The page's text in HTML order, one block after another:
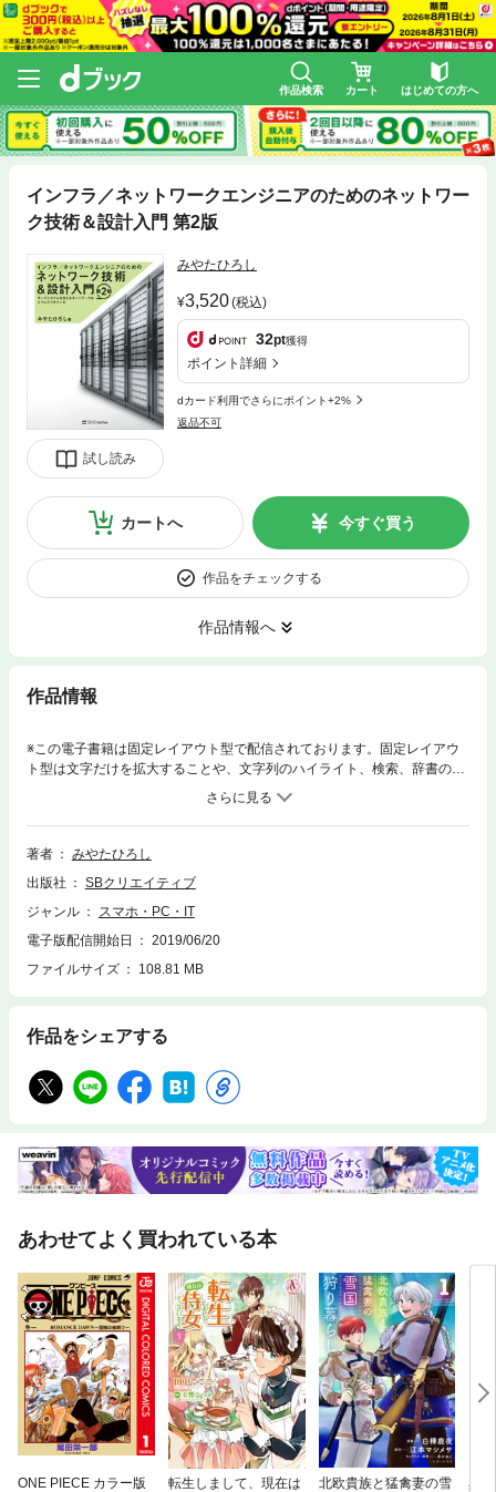
作品検索 カート はじめての方へ
インフラ／ネットワークエンジニアのためのネットワー
ク技術＆設計入門 第2版
試し読み
みやたひろし
3,520(税込)
32pt獲得
ポイント詳細
dカード利用でさらにポイント+2%
返品不可
カートへ 今すぐ買う
作品をチェックする
作品情報へ
作品情報
※この電子書籍は固定レイアウト型で配信されております。固定レイアウ
ト型は文字だけを拡大することや、文字列のハイライト、検索、辞書の参
照、引用などの機能が使用できません。2万4000部突破のベストセラーが
5年ぶりの改訂！VLAN設計、アドレス設計、冗長化、仮想化などなど、オ
ンプレミスなサーバサイトのネットワーク構築に必要な基礎技術と設計の
ポイントを、実際の構成例をもとに400超の図を用いて徹底解説。第2版で
増加によって新たに必要になってきた高速化設計や最適化設計、そしてそ
れらの現実についても説明していきます。クラウドとオンプレミスの共存
実務に耐えうる一冊です！＜主な改訂内容＞・ネットワークを高速化する
技術（2.5G／5GBASE-T、10GBASE、40GBASE、100GBASE）・サー
ウを随所に追加・代表的な製品名などの情報を追加
著者
みやたひろし
出版社
SBクリエイティブ
ジャンル
スマホ・PC・IT
電子版配信開始日
2019/06/20
ファイルサイズ
108.81 MB
作品をシェアする
あわせてよく買われている本
ONE PIECE カラー版
転生しまして、現在は
北欧貴族と猛禽妻の雪
異